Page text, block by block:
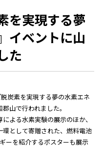
を実現する夢
イベントに山
た
炭素を実現する夢の水素エネ
山で行われました。
よる水素実験の展示のほか、
として寄贈された、燃料電池
ーを紹介するポスターも展示